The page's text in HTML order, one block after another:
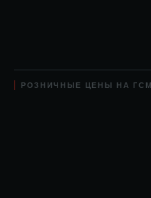
РОЗНИЧНЫЕ ЦЕНЫ НА